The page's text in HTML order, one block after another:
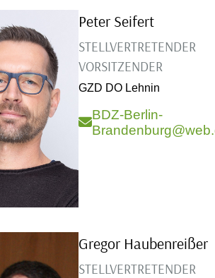
Peter Seifert
STELLVERTRETENDER
VORSITZENDER
GZD DO Lehnin
BDZ-Berlin-
Gregor Haubenreißer
STELLVERTRETENDER